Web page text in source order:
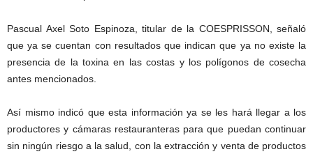
Pascual Axel Soto Espinoza, titular de la COESPRISSON, señaló
que ya se cuentan con resultados que indican que ya no existe la
presencia de la toxina en las costas y los polígonos de cosecha
antes mencionados.
Así mismo indicó que esta información ya se les hará llegar a los
productores y cámaras restauranteras para que puedan continuar
sin ningún riesgo a la salud, con la extracción y venta de productos